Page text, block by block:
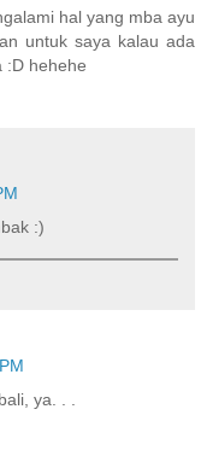
hal yang mba ayu
untuk saya kalau ada
:D hehehe
:)
ya. . .